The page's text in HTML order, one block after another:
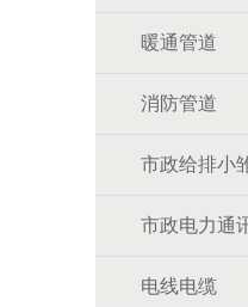
暖通管道
消防管道
市政电力通
电线电缆